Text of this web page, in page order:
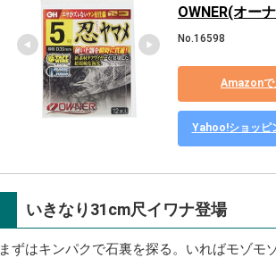
OWNER(オー
No.16598
Amazonで
Yahoo!ショッピ
いきなり31cm尺イワナ登場
まずはキンパクで石裏を探る。いればモゾモ